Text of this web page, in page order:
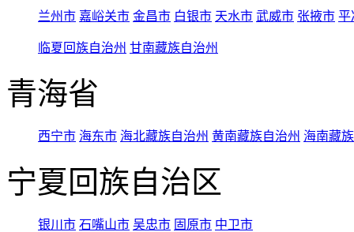
兰州市 嘉峪关市 金昌市 白银市 天水市 武威市 张掖市 平
临夏回族自治州 甘南藏族自治州
青海省
西宁市 海东市 海北藏族自治州 黄南藏族自治州 海南藏
宁夏回族自治区
银川市 石嘴山市 吴忠市 固原市 中卫市